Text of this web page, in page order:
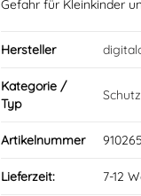
Gefahr für Kleinkinder
Hersteller
Kategorie /
Typ
Artikelnummer
Lieferzeit: 7-12